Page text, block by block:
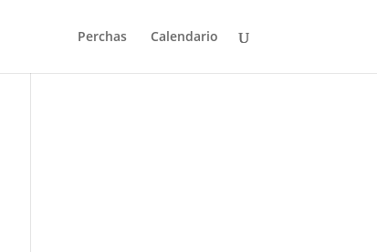
Perchas Calendario